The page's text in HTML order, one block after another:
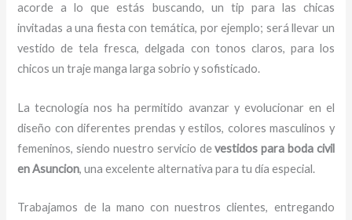
acorde a lo que estás buscando, un tip para las chicas
invitadas a una fiesta con temática, por ejemplo; será llevar un
vestido de tela fresca, delgada con tonos claros, para los
chicos un traje manga larga sobrio y sofisticado.
La tecnología nos ha permitido avanzar y evolucionar en el
diseño con diferentes prendas y estilos, colores masculinos y
femeninos, siendo nuestro servicio devestidos para boda civil
en Asuncion, una excelente alternativa para tu día especial.
Trabajamos de la mano con nuestros clientes, entregando